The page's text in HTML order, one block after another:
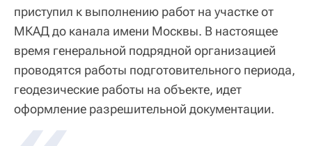
приступил к выполнению работ на участке от
МКАД до канала имени Москвы. В настоящее
время генеральной подрядной организацией
проводятся работы подготовительного периода,
геодезические работы на объекте, идет
оформление разрешительной документации.